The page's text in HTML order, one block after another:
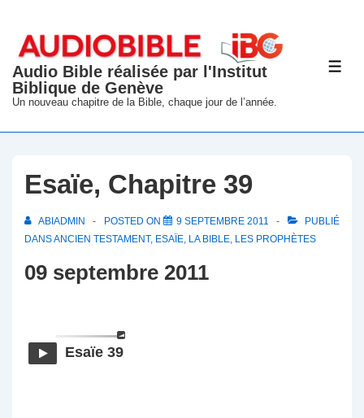
passer
contenu
principal
Audio Bible réalisée par l'Institut
Biblique de Genève
Un nouveau chapitre de la Bible, chaque jour de l’année.
Esaïe, Chapitre 39
ABIADMIN POSTED ON 9 SEPTEMBRE 2011
PUBLIÉ
DANSANCIEN TESTAMENT, ESAÏE, LA BIBLE, LES PROPHÈTES
09 septembre 2011
Esaïe 39